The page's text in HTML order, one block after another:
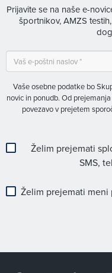
Prijavite se na naše e-
športnikov, AMZS
Vaše osebne podatke bo
novic in ponudb. Od
povezavo v prejetem
Želim prejemati
SMS,
Želim prejemati